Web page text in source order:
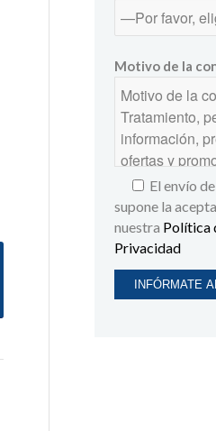
Motivo de la
El envío
supone la
nuestra Política
Privacidad